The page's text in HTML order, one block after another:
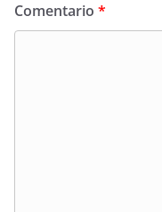
Comentario *